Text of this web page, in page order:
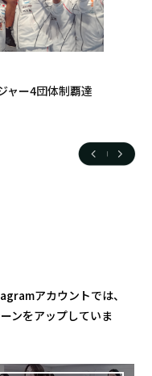
ャー4団体制覇達
アカウントでは、
ンをアップしていま